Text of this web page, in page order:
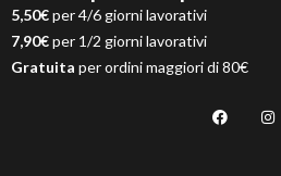
5,50€per 4/6 giorni lavorativi
7,90€per 1/2 giorni lavorativi
Gratuita per ordini maggiori di 80€